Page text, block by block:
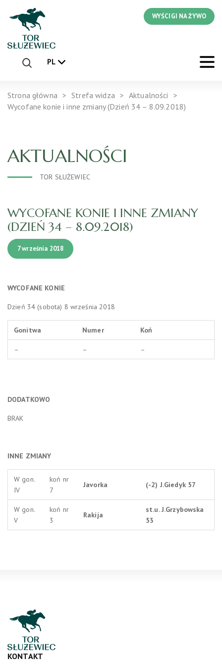
WYŚCIGI NA ŻYWO
PL
Strona główna Strefa widza
Aktualności
Wycofane konie i inne zmiany (Dzień 34 – 8.09.2018)
AKTUALNOŚCI
TOR SŁUŻEWIEC
WYCOFANE KONIE I INNE ZMIANY
(DZIEŃ 34 – 8.09.2018)
7 września 2018
WYCOFANE KONIE
Dzień 34 (sobota) 8 września 2018
Gonitwa Numer Koń
– – –
DODATKOWO
BRAK
INNE ZMIANY
W gon.
IV
koń nr
7
Javorka (-2) J.Giedyk 57
W gon.
V
koń nr
3
Rakija
st.u. J.Grzybowska
53
KONTAKT